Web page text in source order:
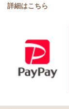
詳細はこちら